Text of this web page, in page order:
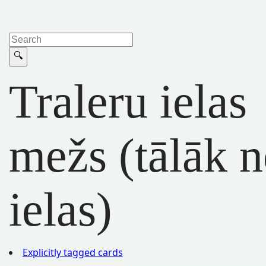
Traleru ielas
mežs (tālāk
ielas)
Explicitly tagged cards